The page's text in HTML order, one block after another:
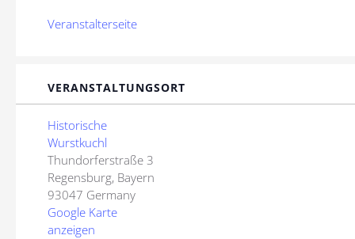
Veranstalterseite
VERANSTALTUNGSORT
Historische
Wurstkuchl
Thundorferstraße 3
Regensburg, Bayern
93047 Germany
Google Karte
anzeigen